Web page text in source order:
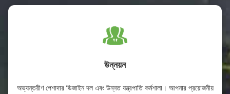
উন্নয়ন
অভ্যন্তরীণ পেশাদার ডিজাইন দল এবং উন্নত যন্ত্রপাতি কর্মশালা। আপনার প্রয়োজনীয়